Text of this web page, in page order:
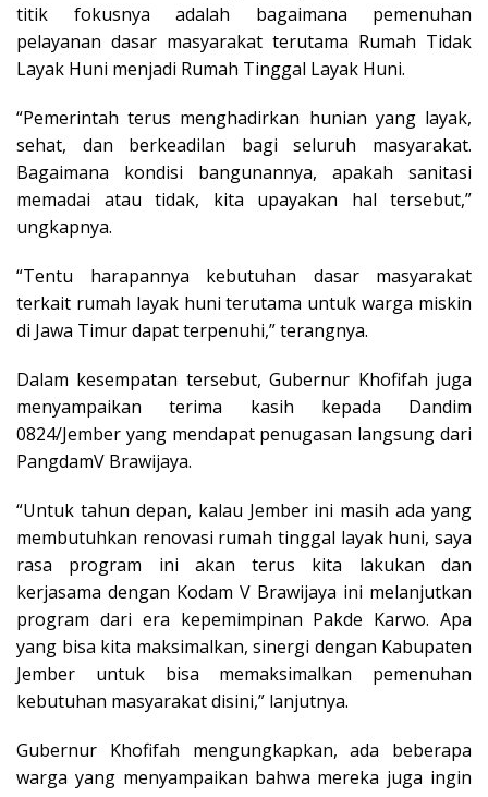
titik fokusnya adalah bagaimana pemenuhan
pelayanan dasar masyarakat terutama Rumah Tidak
Layak Huni menjadi Rumah Tinggal Layak Huni.
“Pemerintah terus menghadirkan hunian yang layak,
sehat, dan berkeadilan bagi seluruh masyarakat.
Bagaimana kondisi bangunannya, apakah sanitasi
memadai atau tidak, kita upayakan hal tersebut,”
ungkapnya.
“Tentu harapannya kebutuhan dasar masyarakat
terkait rumah layak huni terutama untuk warga miskin
di Jawa Timur dapat terpenuhi,” terangnya.
Dalam kesempatan tersebut, Gubernur Khofifah juga
menyampaikan terima kasih kepada Dandim
0824/Jember yang mendapat penugasan langsung dari
PangdamV Brawijaya.
“Untuk tahun depan, kalau Jember ini masih ada yang
membutuhkan renovasi rumah tinggal layak huni, saya
rasa program ini akan terus kita lakukan dan
kerjasama dengan Kodam V Brawijaya ini melanjutkan
program dari era kepemimpinan Pakde Karwo. Apa
yang bisa kita maksimalkan, sinergi dengan Kabupaten
Jember untuk bisa memaksimalkan pemenuhan
kebutuhan masyarakat disini,” lanjutnya.
Gubernur Khofifah mengungkapkan, ada beberapa
warga yang menyampaikan bahwa mereka juga ingin